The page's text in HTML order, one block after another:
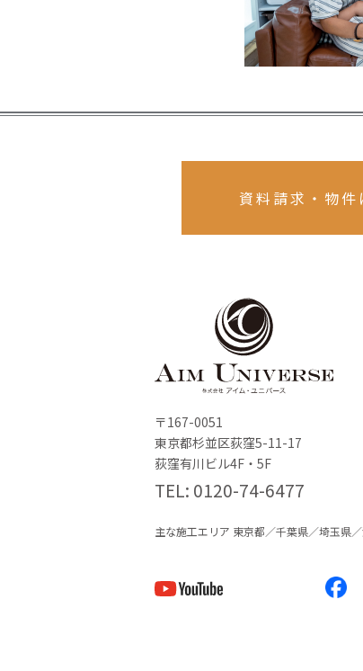
資料請求・物
〒167-0051
東京都杉並区荻窪5-11-17
荻窪有川ビル4F・5F
TEL 0120-74-6477
主な施工エリア 東京都／千葉県／埼玉県